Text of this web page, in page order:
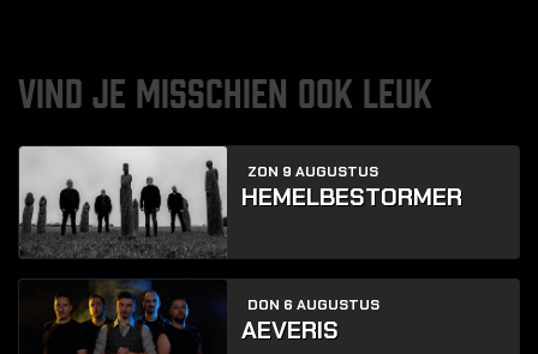
VIND JE MISSCHIEN OOK LEUK
ZON 9 AUGUSTUS
HEMELBESTORMER
DON 6 AUGUSTUS
AEVERIS